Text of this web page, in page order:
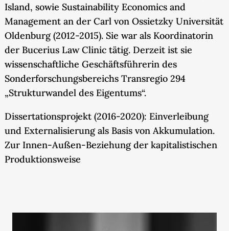
Island, sowie Sustainability Economics and
Management an der Carl von Ossietzky Universität
Oldenburg (2012-2015). Sie war als Koordinatorin
der Bucerius Law Clinic tätig. Derzeit ist sie
wissenschaftliche Geschäftsführerin des
Sonderforschungsbereichs Transregio 294
„Strukturwandel des Eigentums“.
Dissertationsprojekt (2016-2020): Einverleibung
und Externalisierung als Basis von Akkumulation.
Zur Innen-Außen-Beziehung der kapitalistischen
Produktionsweise